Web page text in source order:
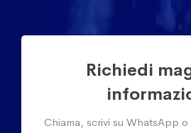
Richiedi
Chiama, scrivi su WhatsApp